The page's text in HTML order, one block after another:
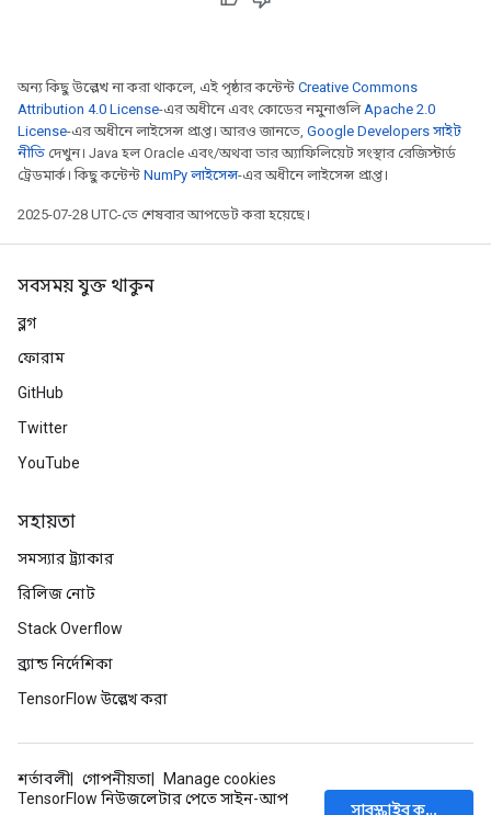
অন্য কিছু উল্লেখ না করা থাকলে, এই পৃষ্ঠার কন্টেন্ট Creative Commons
Attribution 4.0 License-এর অধীনে এবং কোডের নমুনাগুলিApache 2.0
License-এর অধীনে লাইসেন্স প্রাপ্ত। আরও জানতে, Google Developers সাইট
নীতি দেখুন। Java হল Oracle এবং/অথবা তার অ্যাফিলিয়েট সংস্থার রেজিস্টার্ড
ট্রেডমার্ক। কিছু কন্টেন্ট NumPy লাইসেন্স-এর অধীনে লাইসেন্স প্রাপ্ত।
2025-07-28 UTC-তে শেষবার আপডেট করা হয়েছে।
সবসময় যুক্ত থাকুন
ব্লগ
ফোরাম
GitHub
Twitter
YouTube
সহায়তা
সমস্যার ট্র্যাকার
রিলিজ নোট
Stack Overflow
ব্র্যান্ড নির্দেশিকা
TensorFlow উল্লেখ করা
শর্তাবলী গোপনীয়তা
Manage cookies
TensorFlow নিউজলেটার পেতে সাইন-আপ
সাবস্ক্রাইব করুন